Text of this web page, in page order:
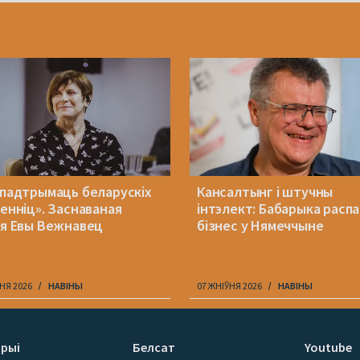
беларускіх
Заснаваная
Евы Вежнавец
2026 НАВІНЫ
Кансалтынг і штучны
інтэлект: Бабарыка
бізнес у Нямеччыне
07 ЖНІЎНЯ 2026 НАВІНЫ
Белсат Youtube